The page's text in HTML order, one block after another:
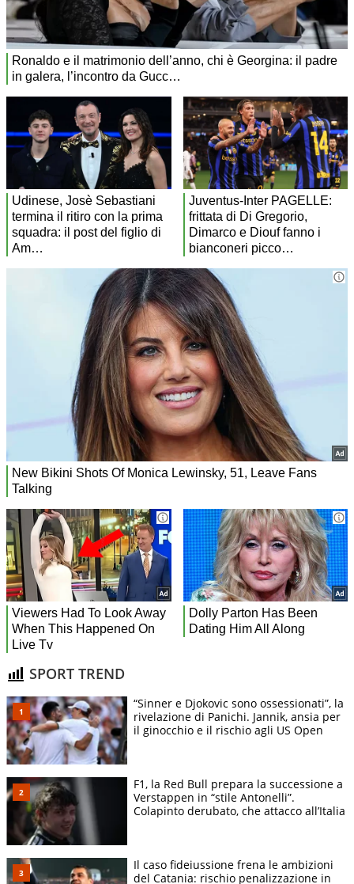
SPORT TREND
“Sinner e Djokovic sono ossessionati”, la
rivelazione di Panichi. Jannik, ansia per
il ginocchio e il rischio agli US Open
F1, la Red Bull prepara la successione a
Verstappen in “stile Antonelli”.
Colapinto derubato, che attacco all’Italia
Il caso fideiussione frena le ambizioni
del Catania: rischio penalizzazione in